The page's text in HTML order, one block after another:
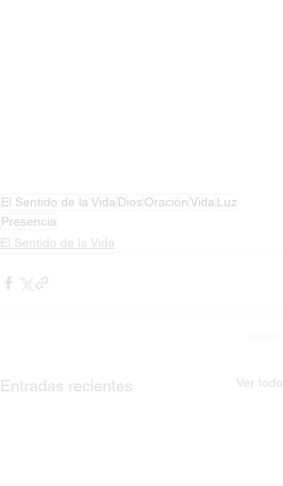
El Sentido de la Vida Dios Oración Vida Luz
Presencia
El Sentido de la Vida
Entradas recientes Ver todo